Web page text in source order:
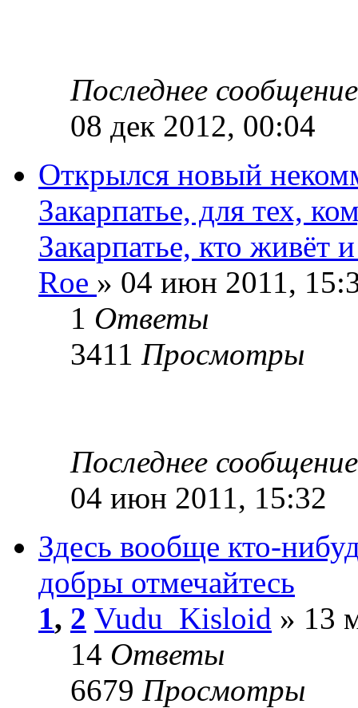
Последнее
08 дек 2012, 00:04
Открылся новый
Закарпатье, для тех,
Закарпатье, кто живёт
Roe » 04 июн 2011,
1 Ответы
3411 Просмотры
Последнее
04 июн 2011, 15:32
Здесь вообще кто-
добры отмечайтесь
1, 2 Vudu_Kisloid » 13
14 Ответы
6679 Просмотры